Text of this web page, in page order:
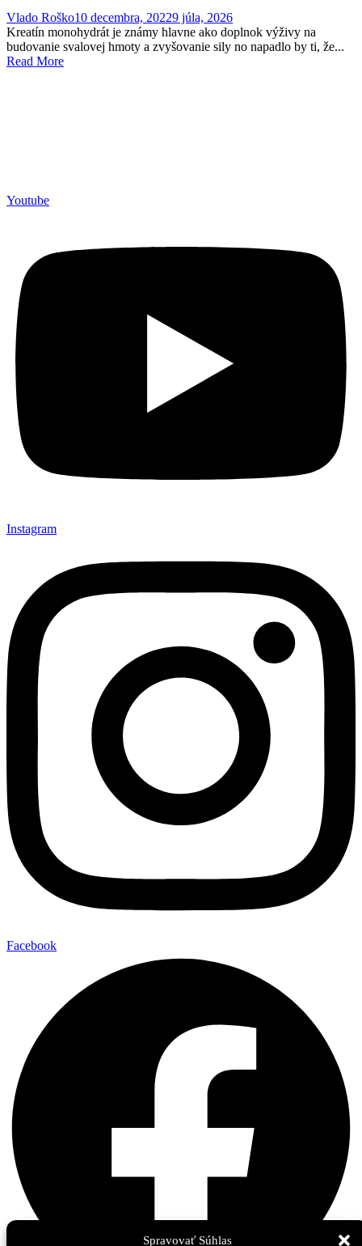
Spravovať Súhlas
Vlado Roško10 decembra, 20229 júla, 2026
Kreatín monohydrát je známy hlavne ako doplnok výživy na
budovanie svalovej hmoty a zvyšovanie sily no napadlo by ti, že...
Read More
Youtube
Instagram
Facebook